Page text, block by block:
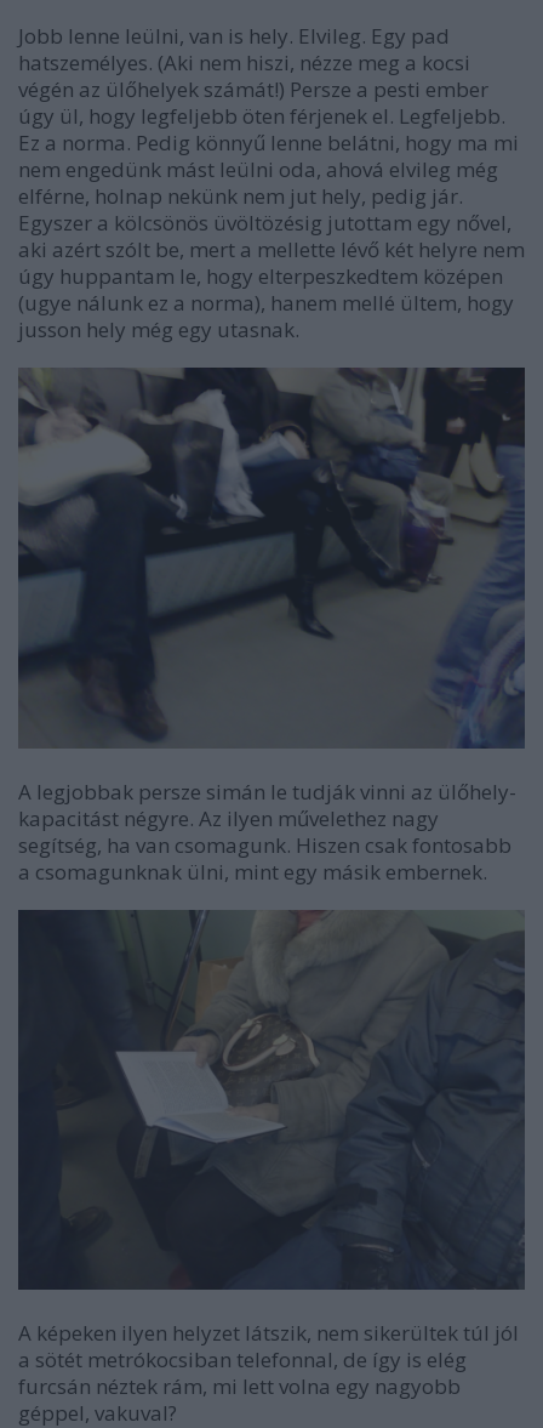
Jobb lenne leülni, van is hely. Elvileg. Egy pad
hatszemélyes. (Aki nem hiszi, nézze meg a kocsi
végén az ülőhelyek számát!) Persze a pesti ember
úgy ül, hogy legfeljebb öten férjenek el. Legfeljebb.
Ez a norma. Pedig könnyű lenne belátni, hogy ma mi
nem engedünk mást leülni oda, ahová elvileg még
elférne, holnap nekünk nem jut hely, pedig jár.
Egyszer a kölcsönös üvöltözésig jutottam egy nővel,
aki azért szólt be, mert a mellette lévő két helyre nem
úgy huppantam le, hogy elterpeszkedtem középen
(ugye nálunk ez a norma), hanem mellé ültem, hogy
jusson hely még egy utasnak.
A legjobbak persze simán le tudják vinni az ülőhely-
kapacitást négyre. Az ilyen művelethez nagy
segítség, ha van csomagunk. Hiszen csak fontosabb
a csomagunknak ülni, mint egy másik embernek.
A képeken ilyen helyzet látszik, nem sikerültek túl jól
a sötét metrókocsiban telefonnal, de így is elég
furcsán néztek rám, mi lett volna egy nagyobb
géppel, vakuval?